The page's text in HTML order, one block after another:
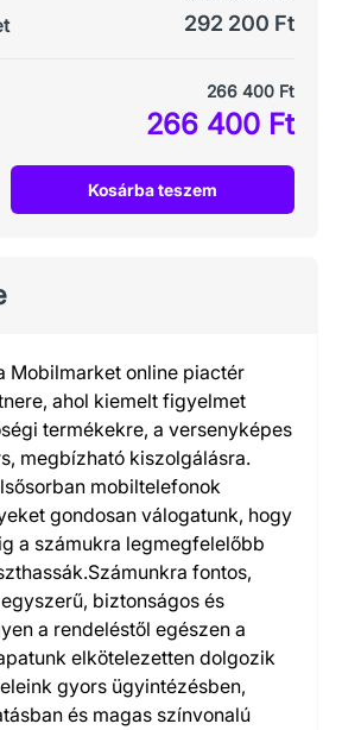
292 200 Ft
266 400 Ft
266 400 Ft
Kosárba teszem
Mobilmarket online piactér
ahol kiemelt figyelmet
termékekre, a versenyképes
megbízható kiszolgálásra.
mobiltelefonok
gondosan válogatunk, hogy
a számukra legmegfelelőbb
fontos,
biztonságos és
a rendeléstől egészen a
elkötelezetten dolgozik
gyors ügyintézésben,
és magas színvonalú